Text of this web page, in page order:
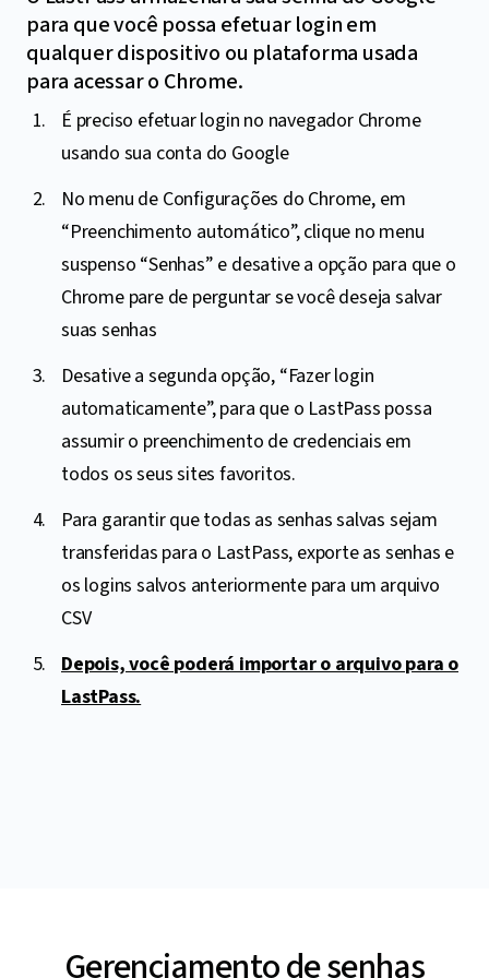
para que você possa efetuar login em
qualquer dispositivo ou plataforma usada
para acessar o Chrome.
É preciso efetuar login no navegador Chrome
usando sua conta do Google
No menu de Configurações do Chrome, em
“Preenchimento automático”, clique no menu
suspenso “Senhas” e desative a opção para que o
Chrome pare de perguntar se você deseja salvar
suas senhas
Desative a segunda opção, “Fazer login
automaticamente”, para que o LastPass possa
assumir o preenchimento de credenciais em
todos os seus sites favoritos.
Para garantir que todas as senhas salvas sejam
transferidas para o LastPass, exporte as senhas e
os logins salvos anteriormente para um arquivo
CSV
Depois, você poderá importar o arquivo para o
LastPass.
Gerenciamento de senhas